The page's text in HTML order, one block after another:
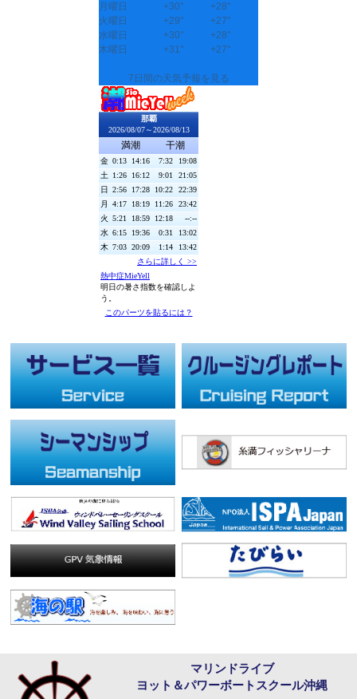
月曜日
+30° +28°
火曜日
+29° +27°
水曜日
+30° +28°
木曜日
+31° +27°
7日間の天気予報を見る
マリンドライブ
ヨット＆パワーボートスクール沖縄